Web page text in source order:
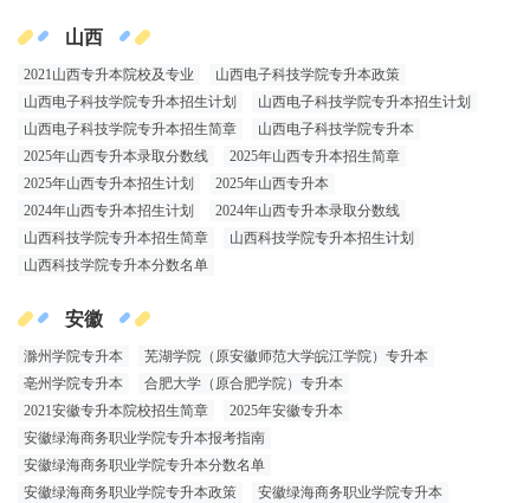
山西
2021山西专升本院校及专业
山西电子科技学院专升本政策
山西电子科技学院专升本招生计划
山西电子科技学院专升本招生计划
山西电子科技学院专升本招生简章
山西电子科技学院专升本
2025年山西专升本录取分数线
2025年山西专升本招生简章
2025年山西专升本招生计划
2025年山西专升本
2024年山西专升本招生计划
2024年山西专升本录取分数线
山西科技学院专升本招生简章
山西科技学院专升本招生计划
山西科技学院专升本分数名单
安徽
滁州学院专升本
芜湖学院（原安徽师范大学皖江学院）专升本
亳州学院专升本
合肥大学（原合肥学院）专升本
2021安徽专升本院校招生简章
2025年安徽专升本
安徽绿海商务职业学院专升本报考指南
安徽绿海商务职业学院专升本分数名单
安徽绿海商务职业学院专升本政策
安徽绿海商务职业学院专升本